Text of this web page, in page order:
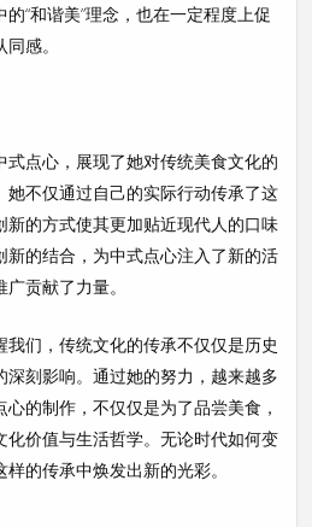
“和谐美”理念，也在一定程度上促
感。
点心，展现了她对传统美食文化的
她不仅通过自己的实际行动传承了这
新的方式使其更加贴近现代人的口味
新的结合，为中式点心注入了新的活
贡献了力量。
们，传统文化的传承不仅仅是历史
深刻影响。通过她的努力，越来越多
的制作，不仅仅是为了品尝美食，
化价值与生活哲学。无论时代如何变
的传承中焕发出新的光彩。